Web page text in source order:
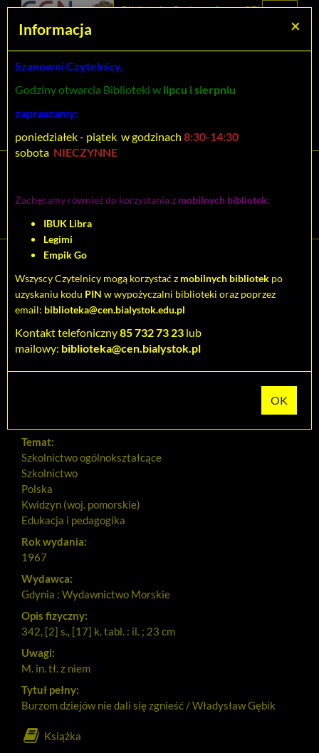
główne
główna
Prolib
główna
Biblioteka Pedagogiczna CEN
Menu
zgnieść
Dodaj na Twoją półkę
Szczegóły MARC 21
Temat:
Szkolnictwo ogólnokształcące
Szkolnictwo
Polska
Kwidzyn (woj. pomorskie)
Edukacja i pedagogika
Rok wydania:
1967
Wydawca:
Gdynia : Wydawnictwo Morskie
Opis fizyczny:
342, [2] s., [17] k. tabl. : il. ; 23 cm
Uwagi:
M. in. tł. z niem
Tytuł pełny:
Burzom dziejów nie dali się zgnieść / Władysław Gębik
Książka
×
Informacja
Szanowni Czytelnicy,
Godziny otwarcia Biblioteki w lipcu i sierpniu
zapraszamy:
poniedziałek - piątek w godzinach 8:30-14:30
sobota NIECZYNNE
Zachęcamy również do korzystania z mobilnych bibliotek:
IBUK Libra
Legimi
Empik Go
Wszyscy Czytelnicy mogą korzystać z mobilnych bibliotek po
uzyskaniu kodu PIN w wypożyczalni biblioteki oraz poprzez
email: biblioteka@cen.bialystok.edu.pl
Kontakt telefoniczny85 732 73 23 lub
mailowy: biblioteka@cen.bialystok.pl